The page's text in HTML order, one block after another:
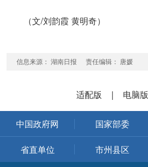
（文/刘韵霞 黄明奇）
信息来源： 湖南日报 责任编辑： 唐媛
适配版 | 电脑版
中国政府网 国家部委
省直单位 市州县区